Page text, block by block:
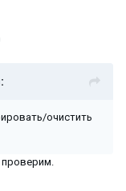
очистить
проверим.